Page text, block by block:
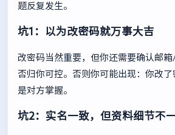
题反复发生。
坑1：以为改密码就万事大吉
改密码当然重要，但你还需要确认邮
否归你可控。否则你可能出现：你改
是对方掌握。
坑2：实名一致，但资料细节不